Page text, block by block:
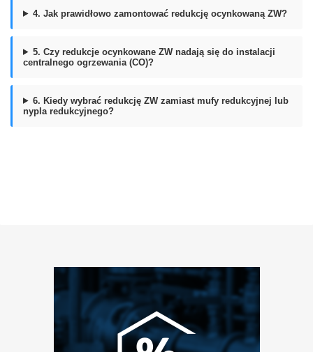
4. Jak prawidłowo zamontować redukcję ocynkowaną ZW?
5. Czy redukcje ocynkowane ZW nadają się do instalacji
centralnego ogrzewania (CO)?
6. Kiedy wybrać redukcję ZW zamiast mufy redukcyjnej lub
nypla redukcyjnego?